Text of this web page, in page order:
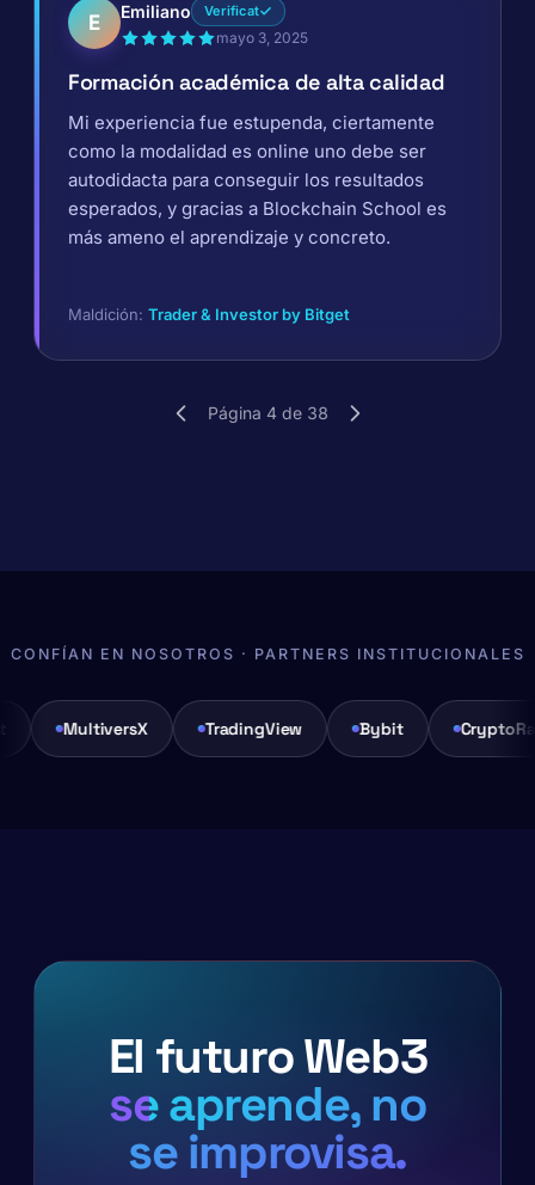
E Emiliano Verificat
mayo 3, 2025
Formación académica de alta calidad
Mi experiencia fue estupenda, ciertamente
como la modalidad es online uno debe ser
autodidacta para conseguir los resultados
esperados, y gracias a Blockchain School es
más ameno el aprendizaje y concreto.
Maldición: Trader & Investor by Bitget
Página 4 de 38
CONFÍAN EN NOSOTROS · PARTNERS INSTITUCIONALES
TradingView Bybit CryptoRank
El futuro Web3
se aprende, no
se improvisa.